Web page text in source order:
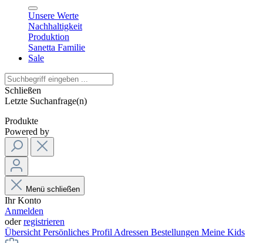
Unsere Werte
Nachhaltigkeit
Produktion
Sanetta Familie
Sale
Schließen
Letzte Suchanfrage(n)
Produkte
Powered by
Menü schließen
Ihr Konto
Anmelden
oderregistrieren
Übersicht Persönliches Profil Adressen Bestellungen Meine Kids